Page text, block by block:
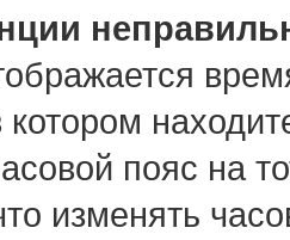
котором
пояс на
изменять